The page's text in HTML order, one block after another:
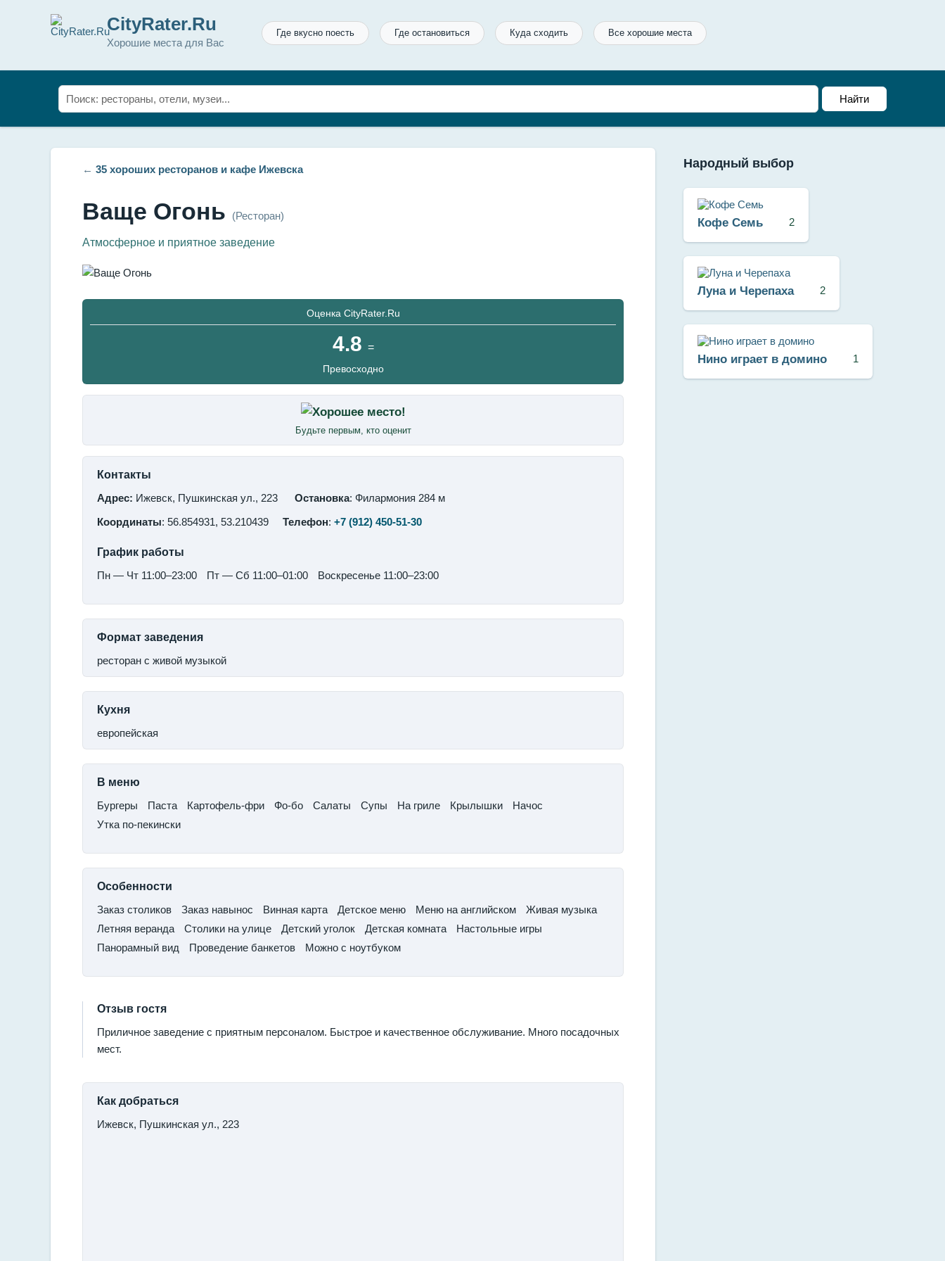
CityRater.Ru
Хорошие места для Вас
Где вкусно поесть Где остановиться Куда сходить Все хорошие места
← 35 хороших ресторанов и кафе Ижевска
Ваще Огонь (Ресторан)
Атмосферное и приятное заведение
Оценка CityRater.Ru
4.8 =
Превосходно
Будьте первым, кто оценит
Контакты
Адрес: Ижевск, Пушкинская ул., 223 Остановка: Филармония 284 м
Координаты: 56.854931, 53.210439 Телефон: +7 (912) 450-51-30
График работы
Пн — Чт 11:00–23:00
Пт — Сб 11:00–01:00 Воскресенье 11:00–23:00
Формат заведения
ресторан с живой музыкой
Кухня
европейская
В меню
​Бургеры
​Паста Картофель-фри ​Фо-бо ​Салаты ​Супы​ На гриле​ Крылышки
​Начос​
Утка по-пекински
Особенности
Заказ столиков
​Заказ навынос​ Винная карта​ Детское меню ​Меню на английском
​Живая музыка​
Летняя веранда​
Столики на улице ​Детский уголок ​Детская комната​
Настольные игры​
Панорамный вид​
Проведение банкетов ​Можно с ноутбуком
Отзыв гостя
Приличное заведение с приятным персоналом. Быстрое и качественное обслуживание. Много посадочных
мест.
Как добраться
Ижевск, Пушкинская ул., 223
Народный выбор
Кофе Семь 2
Луна и Черепаха 2
Нино играет в домино 1